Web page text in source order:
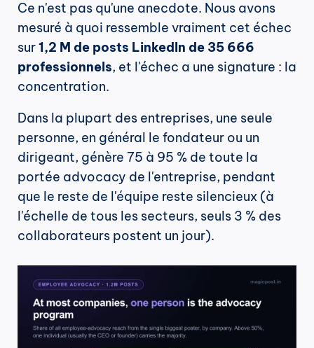
Ce n'est pas qu'une anecdote. Nous avons
mesuré à quoi ressemble vraiment cet échec
sur 1,2 M de posts LinkedIn de 35 666
professionnels, et l'échec a une signature : la
concentration.
Dans la plupart des entreprises, une seule
personne, en général le fondateur ou un
dirigeant, génère 75 à 95 % de toute la
portée advocacy de l'entreprise, pendant
que le reste de l'équipe reste silencieux (à
l'échelle de tous les secteurs, seuls 3 % des
collaborateurs postent un jour).